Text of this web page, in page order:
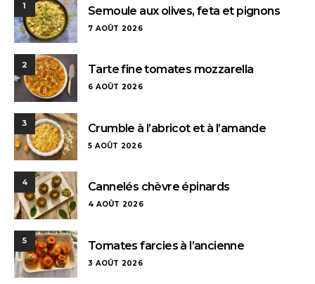
1 Semoule aux olives, feta et pignons
7 AOÛT 2026
2 Tarte fine tomates mozzarella
6 AOÛT 2026
3 Crumble à l’abricot et à l’amande
5 AOÛT 2026
4 Cannelés chèvre épinards
4 AOÛT 2026
5 Tomates farcies à l’ancienne
3 AOÛT 2026